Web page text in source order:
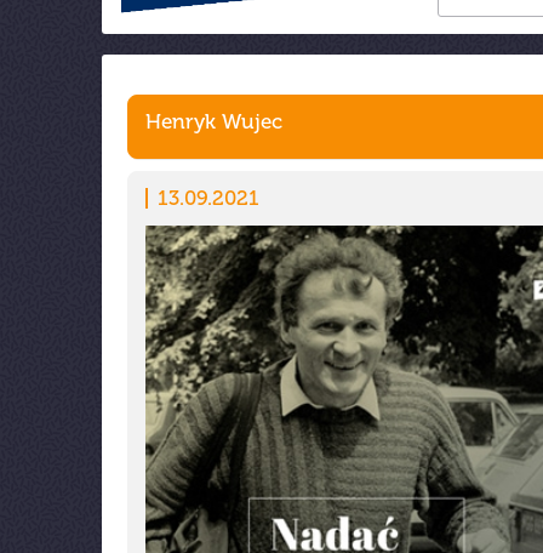
Henryk Wujec
13.09.2021